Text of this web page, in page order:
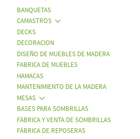
BANQUETAS
CAMASTROS
DECKS
DECORACION
DISEÑO DE MUEBLES DE MADERA
FABRICA DE MUEBLES
HAMACAS
MANTENIMIENTO DE LA MADERA
MESAS
BASES PARA SOMBRILLAS
FÁBRICA Y VENTA DE SOMBRILLAS
FÁBRICA DE REPOSERAS